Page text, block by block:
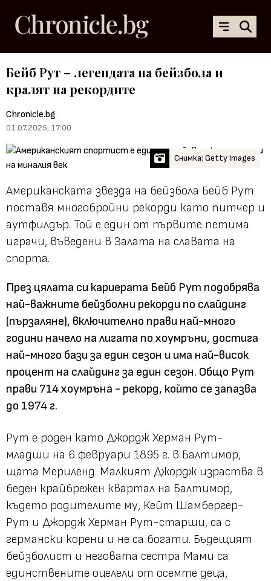
Бейб Рут – легендата на бейзбола и
кралят на рекордите
Chronicle.bg
01.07.2025, 17:00
Снимка: Getty Images
Американската звезда на бейзбола Бейб Рут
поставя многобройни рекорди като питчер и
аутфилдър. Той е един от първите петима
играчи, въведени в Залата на славата на
спорта.
През цялата си кариерата Бейб Рут подобрява
най-важните бейзболни рекорди по слайдинг
(пързаляне), включително прави най-много
години начело на лигата по хоумръни, достига
най-много бази за един сезон и има най-висок
процент на слайдинг за един сезон. Общо Рут
прави 714 хоумръна - рекорд, който се запазва
до 1974 г.
Рут е роден като Джордж Херман Рут-
младши на 6 февруари 1895 г. в Балтимор,
щата Мериленд. Малкият Джордж израства в
беден крайбрежен квартал на Балтимор,
където родителите му, Кейт Шамбергер-
Рут и Джордж Херман Рут-старши, са с
германски корени и не са богати. Бъдещият
бейзболист и неговата сестра Мами са
единствените оцелели от осемте деца,